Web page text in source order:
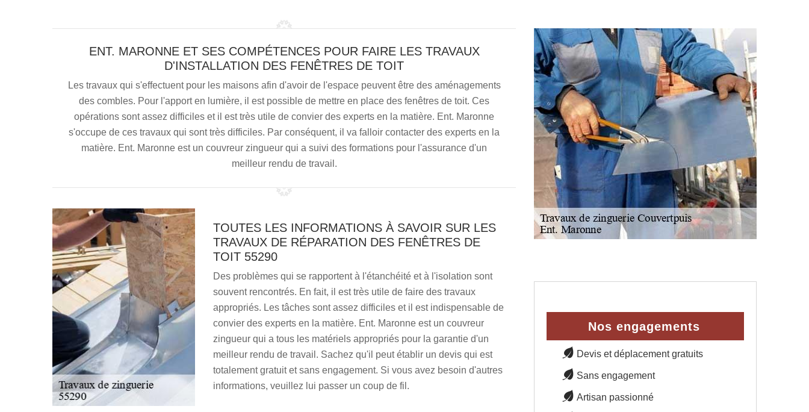
ENT. MARONNE ET SES COMPÉTENCES POUR FAIRE LES TRAVAUX
D'INSTALLATION DES FENÊTRES DE TOIT
Les travaux qui s'effectuent pour les maisons afin d'avoir de l'espace peuvent être des aménagements
des combles. Pour l'apport en lumière, il est possible de mettre en place des fenêtres de toit. Ces
opérations sont assez difficiles et il est très utile de convier des experts en la matière. Ent. Maronne
s'occupe de ces travaux qui sont très difficiles. Par conséquent, il va falloir contacter des experts en la
matière. Ent. Maronne est un couvreur zingueur qui a suivi des formations pour l'assurance d'un
meilleur rendu de travail.
TOUTES LES INFORMATIONS À SAVOIR SUR LES
TRAVAUX DE RÉPARATION DES FENÊTRES DE
TOIT 55290
Des problèmes qui se rapportent à l'étanchéité et à l'isolation sont
souvent rencontrés. En fait, il est très utile de faire des travaux
appropriés. Les tâches sont assez difficiles et il est indispensable de
convier des experts en la matière. Ent. Maronne est un couvreur
zingueur qui a tous les matériels appropriés pour la garantie d'un
meilleur rendu de travail. Sachez qu'il peut établir un devis qui est
totalement gratuit et sans engagement. Si vous avez besoin d'autres
informations, veuillez lui passer un coup de fil.
Nos engagements
Devis et déplacement gratuits
Sans engagement
Artisan passionné